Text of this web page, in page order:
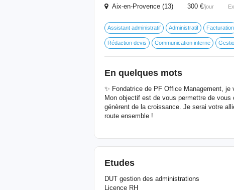
Aix-en-Provence (13) 300 €/jour
Assistant administratif Administratif Facturation
Rédaction devis Communication interne
En quelques mots
✨ Fondatrice de PF Office Management,
Mon objectif est de vous permettre de
génèrent de la croissance. Je serai votre
route ensemble !
Etudes
DUT gestion des administrations
Licence RH